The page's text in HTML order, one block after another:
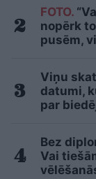
FOTO.
nopērk
pusēm,
Viņu
datumi,
par
Bez
Vai